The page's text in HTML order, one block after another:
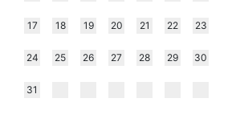
17 18 19 20 21 22 23
24 25 26 27 28 29 30
31